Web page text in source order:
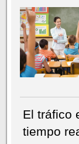
El tráfico
tiempo